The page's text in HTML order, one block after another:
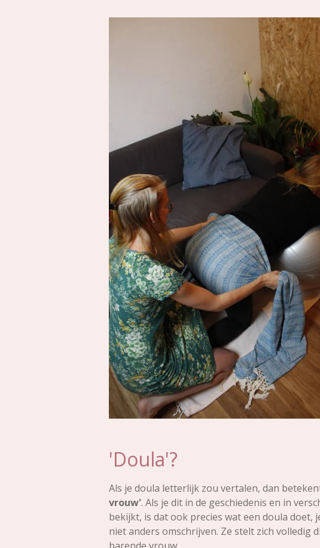
'Doula'?
Als je doula letterlijk zou vertalen, dan
vrouw'. Als je dit in de geschiedenis en in
bekijkt, is dat ook precies wat een doula doet,
niet anders omschrijven. Ze stelt zich volledig